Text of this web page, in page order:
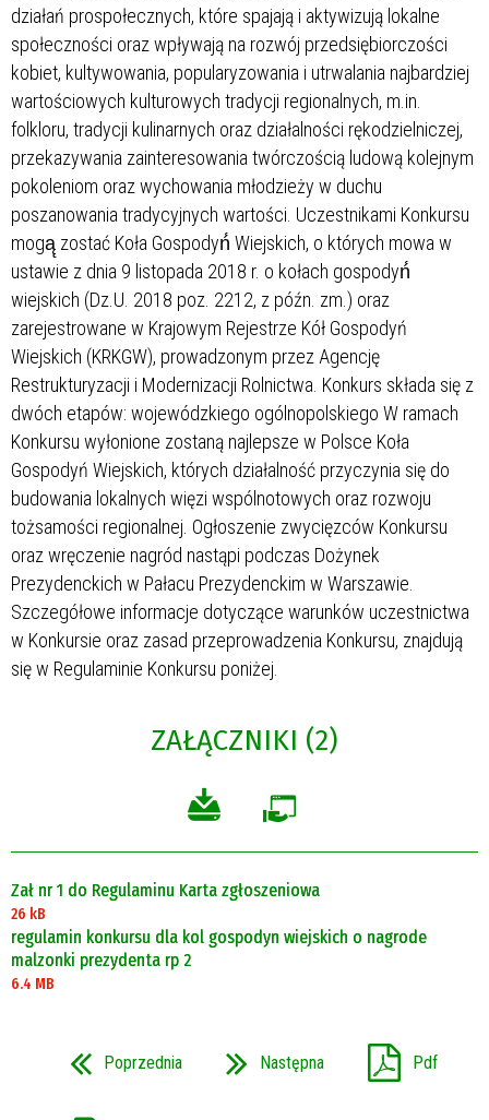
działań prospołecznych, które spajają i aktywizują lokalne
społeczności oraz wpływają na rozwój przedsiębiorczości
kobiet, kultywowania, popularyzowania i utrwalania najbardziej
wartościowych kulturowych tradycji regionalnych, m.in.
folkloru, tradycji kulinarnych oraz działalności rękodzielniczej,
przekazywania zainteresowania twórczością ludową kolejnym
pokoleniom oraz wychowania młodzieży w duchu
poszanowania tradycyjnych wartości. Uczestnikami Konkursu
mogą̨ zostać Koła Gospodyń́ Wiejskich, o których mowa w
ustawie z dnia 9 listopada 2018 r. o kołach gospodyń́
wiejskich (Dz.U. 2018 poz. 2212, z późn. zm.) oraz
zarejestrowane w Krajowym Rejestrze Kół Gospodyń
Wiejskich (KRKGW), prowadzonym przez Agencję
Restrukturyzacji i Modernizacji Rolnictwa. Konkurs składa się z
dwóch etapów: wojewódzkiego ogólnopolskiego W ramach
Konkursu wyłonione zostaną najlepsze w Polsce Koła
Gospodyń Wiejskich, których działalność przyczynia się do
budowania lokalnych więzi wspólnotowych oraz rozwoju
tożsamości regionalnej. Ogłoszenie zwycięzców Konkursu
oraz wręczenie nagród nastąpi podczas Dożynek
Prezydenckich w Pałacu Prezydenckim w Warszawie.
Szczegółowe informacje dotyczące warunków uczestnictwa
w Konkursie oraz zasad przeprowadzenia Konkursu, znajdują
się w Regulaminie Konkursu poniżej.
ZAŁĄCZNIKI (2)
Zał nr 1 do Regulaminu Karta zgłoszeniowa
26 kB
regulamin konkursu dla kol gospodyn wiejskich o nagrode
malzonki prezydenta rp 2
6.4 MB
Poprzednia Następna Pdf